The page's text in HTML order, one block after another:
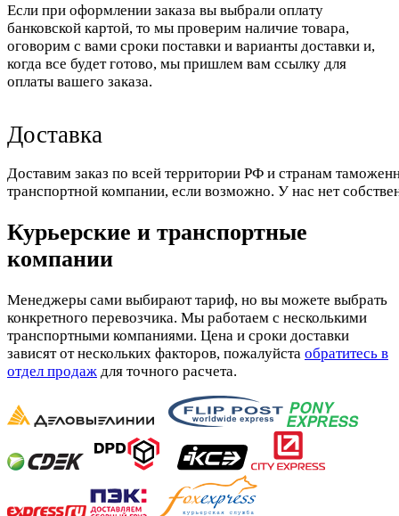
Если при оформлении заказа вы выбрали оплату
банковской картой, то мы проверим наличие товара,
оговорим с вами сроки поставки и варианты доставки и,
когда все будет готово, мы пришлем вам ссылку для
оплаты вашего заказа.
Доставка
Доставим заказ по всей территории РФ и странам
транспортной компании, если возможно. У нас нет
Курьерские и транспортные
компании
Менеджеры сами выбирают тариф, но вы можете выбрать
конкретного перевозчика. Мы работаем с несколькими
транспортными компаниями. Цена и сроки доставки
зависят от нескольких факторов, пожалуйста обратитесь в
отдел продаж для точного расчета.